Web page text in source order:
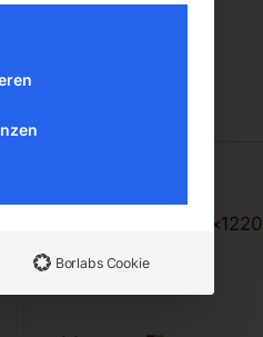
Sockel zu BSM 100×1220
Borlabs Cookie